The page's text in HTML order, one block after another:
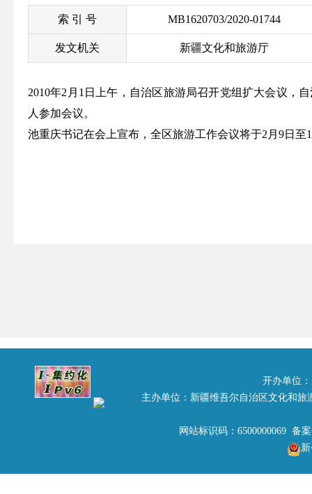
索 引 号 MB1620703/2020-01744
发文机关 新疆文化和旅游厅
2010年2月1日上午，自治区旅游局召开党组扩大会议，
人参加会议。
池重庆书记在会上宣布，全区旅游工作会议将于2月9日至
开办单位
主办单位：新疆维吾尔自治区文化和
网站标识码：6500000069 备